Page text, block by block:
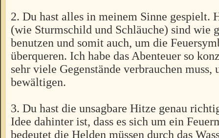
2. Du hast alles in meinem Sinne
(wie Sturmschild und Schläuche) sind wie
benutzen und somit auch, um die
überqueren. Ich habe das Abenteuer so
sehr viele Gegenstände verbrauchen muss,
bewältigen.
3. Du hast die unsagbare Hitze genau
Idee dahinter ist, dass es sich um ein
bedeutet die Helden müssen durch das